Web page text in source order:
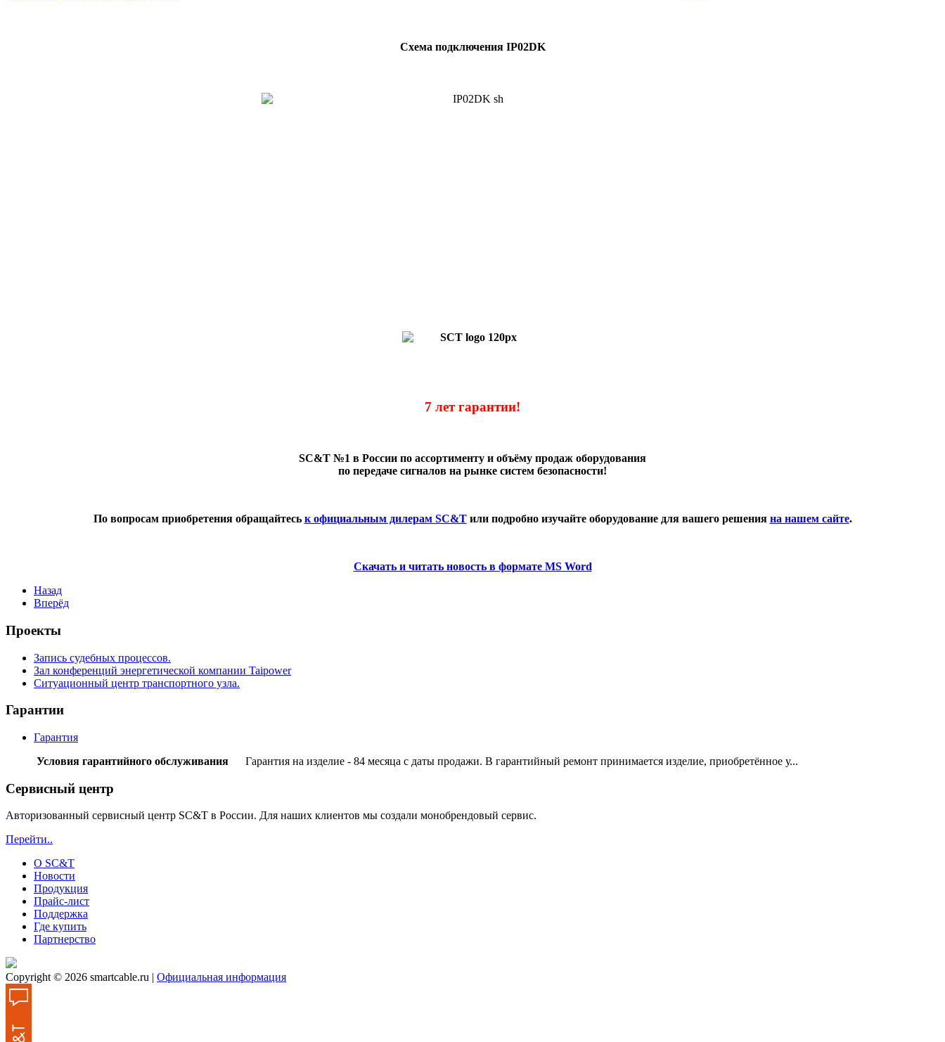
Схема подключения IP02DK
7 лет гарантии!
SC&T №1 в России по ассортименту и объёму продаж оборудования
по передаче сигналов на рынке систем безопасности!
По вопросам приобретения обращайтесь к официальным дилерам SC&Tили подробно изучайте оборудование для вашего решения на нашем сайте.
Скачать и читать новость в формате MS Word
Назад
Вперёд
Проекты
Запись судебных процессов.
Зал конференций энергетической компании Taipower
Ситуационный центр транспортного узла.
Гарантии
Гарантия
Условия гарантийного обслуживания Гарантия на изделие - 84 месяца с даты продажи. В гарантийный ремонт принимается изделие, приобретённое у...
Сервисный центр
Авторизованный сервисный центр SC&T в России. Для наших клиентов мы создали монобрендовый сервис.
Перейти..
О SC&T
Новости
Продукция
Прайс-лист
Поддержка
Где купить
Партнерство
Copyright © 2026 smartcable.ru | Официальная информация